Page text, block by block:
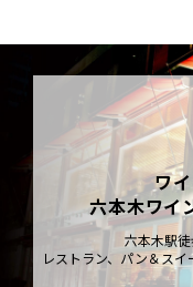
ワ
六本木ワイ
六本木駅徒
レストラン、パン＆ス